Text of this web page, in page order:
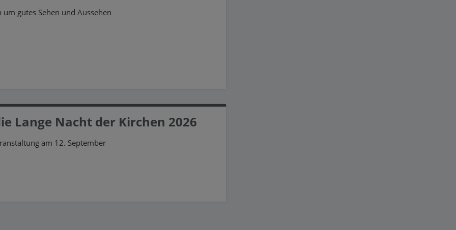
gutes Sehen und Aussehen
Lange Nacht der Kirchen 2026
am 12. September